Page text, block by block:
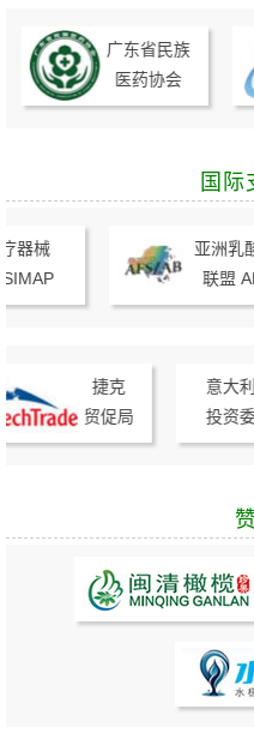
广东省民族
医药协会
国际
器械
亚洲乳酸
联盟
捷克
贸促局
意大利
投资委